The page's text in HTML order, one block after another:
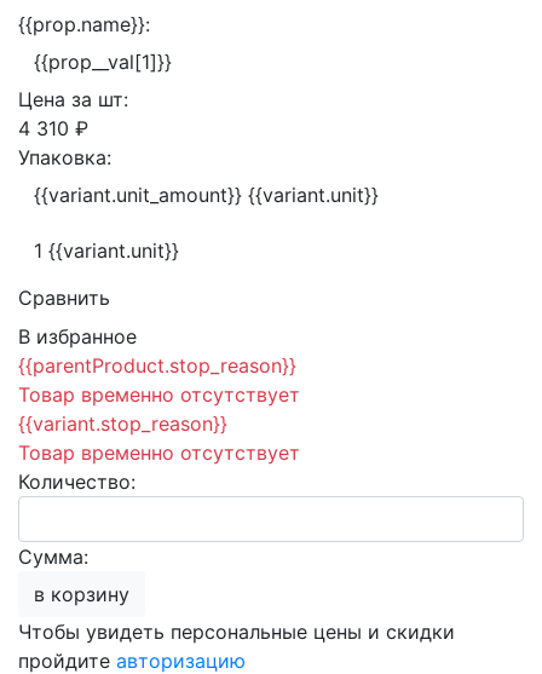
{{prop.name}}:
{{prop__val[1]}}
Цена за шт:
4 310 ₽
Упаковка:
{{variant.unit_amount}} {{variant.unit}}
1 {{variant.unit}}
Сравнить
В избранное
{{parentProduct.stop_reason}}
Товар временно отсутствует
{{variant.stop_reason}}
Товар временно отсутствует
Количество:
Сумма:
в корзину
Чтобы увидеть персональные цены и скидки
пройдите авторизацию